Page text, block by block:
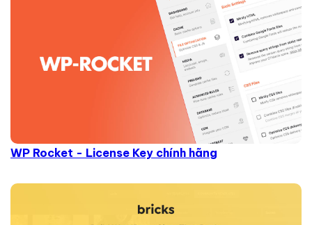
WP Rocket - License Key chính hãng